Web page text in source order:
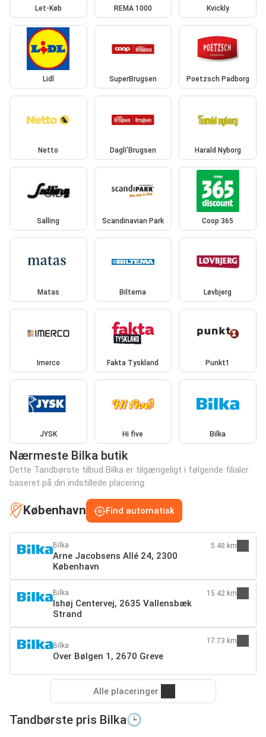
Let-Køb REMA 1000 Kvickly
Lidl SuperBrugsen Poetzsch Padborg
Netto Dagli'Brugsen Harald Nyborg
Salling Scandinavian Park Coop 365
Matas Biltema Løvbjerg
Imerco Fakta Tyskland Punkt1
JYSK Hi five Bilka
Nærmeste Bilka butik
Dette Tandbørste tilbud Bilka er tilgængeligt i følgende filialer
baseret på din indstillede placering:
København Find automatisk
Bilka
Arne Jacobsens Allé 24, 2300
København
5.48 km
Bilka
Ishøj Centervej, 2635 Vallensbæk
Strand
15.42 km
Bilka
Over Bølgen 1, 2670 Greve
17.73 km
Alle placeringer
Tandbørste pris Bilka🕒